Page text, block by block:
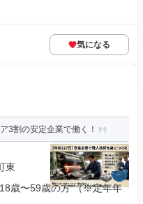
気になる
割の安定企業で働く！
東
歳〜59歳の方 （※定年年